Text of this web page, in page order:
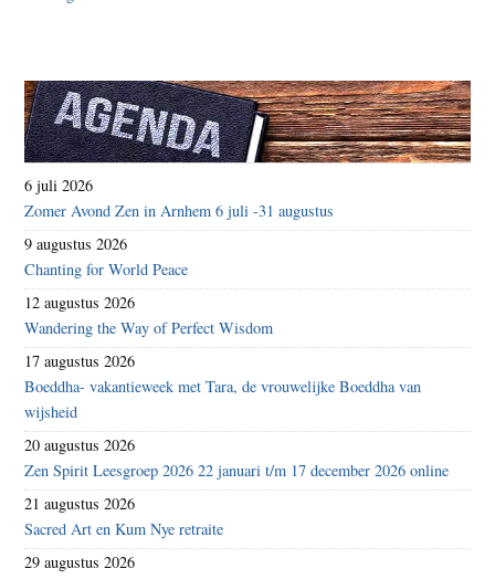
6 juli 2026
Zomer Avond Zen in Arnhem 6 juli -31 augustus
9 augustus 2026
Chanting for World Peace
12 augustus 2026
Wandering the Way of Perfect Wisdom
17 augustus 2026
Boeddha- vakantieweek met Tara, de vrouwelijke Boeddha van
wijsheid
20 augustus 2026
Zen Spirit Leesgroep 2026 22 januari t/m 17 december 2026 online
21 augustus 2026
Sacred Art en Kum Nye retraite
29 augustus 2026